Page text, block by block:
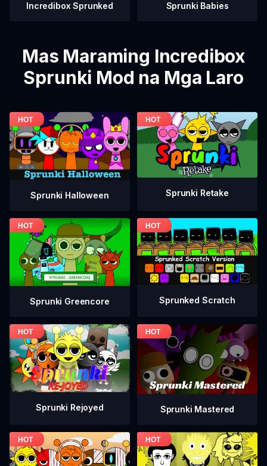
Incredibox Sprunked Sprunki Babies
Mas Maraming Incredibox
Sprunki Mod na Mga Laro
Sprunki Halloween Sprunki Retake
Sprunki Greencore Sprunked Scratch
Sprunki Rejoyed Sprunki Mastered